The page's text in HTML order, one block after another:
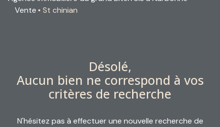
louer
email
contact
Vente
St chinian
Désolé,
Aucun bien ne correspond à vos
critères de recherche
N'hésitez pas à effectuer une nouvelle recherche de